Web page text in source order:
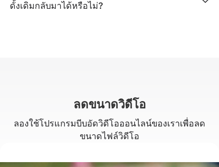
ดั้งเดิมกลับมาได้หรือไม่?
ลดขนาดวิดีโอ
ลองใช้โปรแกรมบีบอัดวิดีโอออนไลน์ของเราเพื่อลด
ขนาดไฟล์วิดีโอ